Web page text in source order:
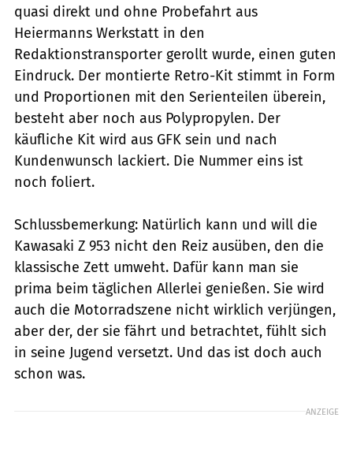
qua­si direkt und ohne Probefahrt aus
Heiermanns Werkstatt in den
Redaktionstransporter gerollt wurde, einen guten
Eindruck. Der montierte Retro-Kit stimmt in Form
und Proportionen mit den Serienteilen über­ein,
besteht aber noch aus Polypropylen. Der
käufliche Kit wird aus GFK sein und nach
Kundenwunsch lackiert. Die Nummer eins ist
noch foliert.
Schlussbemerkung: Natürlich kann und will die
Kawasaki Z 953 nicht den Reiz ausüben, den die
klassische Zett umweht. Dafür kann man sie
prima beim täglichen Allerlei genießen. Sie wird
auch die Motorradszene nicht wirklich verjüngen,
aber der, der sie fährt und betrachtet, fühlt sich
in seine Jugend versetzt. Und das ist doch auch
schon was.
ANZEIGE